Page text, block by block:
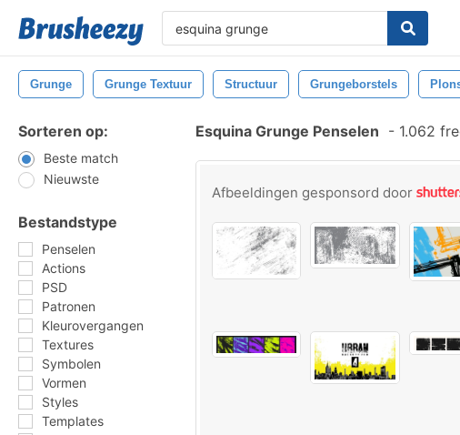
Grunge Grunge Textuur Structuur Grungeborstels
Sorteren op:
Beste match
Nieuwste
Bestandstype
Penselen
Actions
PSD
Patronen
Kleurovergangen
Textures
Symbolen
Vormen
Styles
Templates
Esquina Grunge Penselen - 1.062
Afbeeldingen gesponsord door